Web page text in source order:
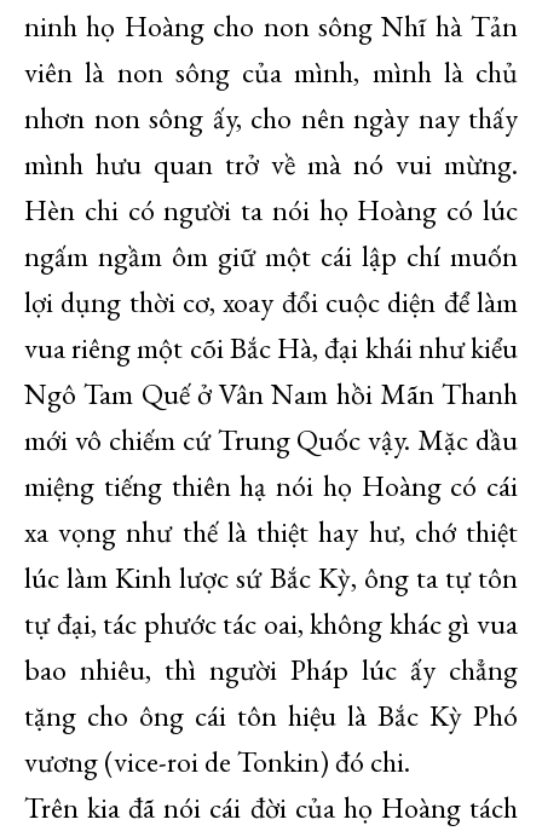
ninh họ Hoàng cho non sông Nhĩ hà Tản
viên là non sông của mình, mình là chủ
nhơn non sông ấy, cho nên ngày nay thấy
mình hưu quan trở về mà nó vui mừng.
Hèn chi có người ta nói họ Hoàng có lúc
ngấm ngầm ôm giữ một cái lập chí muốn
lợi dụng thời cơ, xoay đổi cuộc diện để làm
vua riêng một cõi Bắc Hà, đại khái như kiểu
Ngô Tam Quế ở Vân Nam hồi Mãn Thanh
mới vô chiếm cứ Trung Quốc vậy. Mặc dầu
miệng tiếng thiên hạ nói họ Hoàng có cái
xa vọng như thế là thiệt hay hư, chớ thiệt
lúc làm Kinh lược sứ Bắc Kỳ, ông ta tự tôn
tự đại, tác phước tác oai, không khác gì vua
bao nhiêu, thì người Pháp lúc ấy chẳng
tặng cho ông cái tôn hiệu là Bắc Kỳ Phó
vương (vice-roi de Tonkin) đó chi.
Trên kia đã nói cái đời của họ Hoàng tách